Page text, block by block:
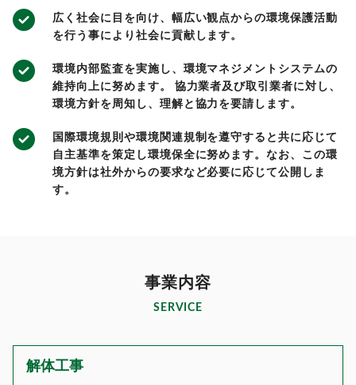
広く社会に目を向け、幅広い観点からの環境保護活動
を行う事により社会に貢献します。
環境内部監査を実施し、環境マネジメントシステムの
維持向上に努めます。 協力業者及び取引業者に対し、
環境方針を周知し、理解と協力を要請します。
国際環境規則や環境関連規制を遵守すると共に応じて
自主基準を策定し環境保全に努めます。なお、この環
境方針は社外からの要求など必要に応じて公開しま
す。
事業内容
SERVICE
解体工事